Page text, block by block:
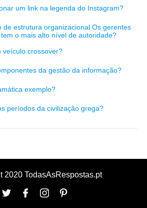
um link na legenda do Instagram?
de estrutura organizacional Os gerentes
o mais alto nível de autoridade?
veículo crossover?
da gestão da informação?
exemplo?
períodos da civilização grega?
2020 TodasAsRespostas.pt